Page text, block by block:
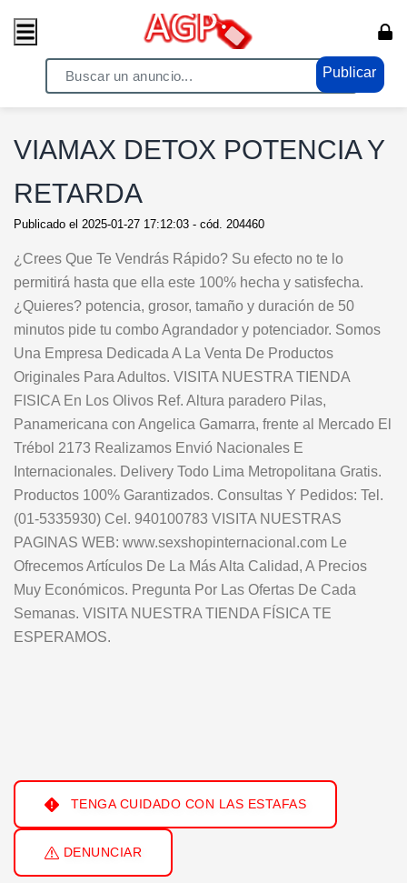
Publicar
/ Moda - Belleza / Cosmética y Belleza
VIAMAX DETOX POTENCIA Y
RETARDA
Publicado el 2025-01-27 17:12:03 - cód. 204460
¿Crees Que Te Vendrás Rápido? Su efecto no te lo
permitirá hasta que ella este 100% hecha y satisfecha.
¿Quieres? potencia, grosor, tamaño y duración de 50
minutos pide tu combo Agrandador y potenciador. Somos
Una Empresa Dedicada A La Venta De Productos
Originales Para Adultos. VISITA NUESTRA TIENDA
FISICA En Los Olivos Ref. Altura paradero Pilas,
Panamericana con Angelica Gamarra, frente al Mercado El
Trébol 2173 Realizamos Envió Nacionales E
Internacionales. Delivery Todo Lima Metropolitana Gratis.
Productos 100% Garantizados. Consultas Y Pedidos: Tel.
(01-5335930) Cel. 940100783 VISITA NUESTRAS
PAGINAS WEB: www.sexshopinternacional.com Le
Ofrecemos Artículos De La Más Alta Calidad, A Precios
Muy Económicos. Pregunta Por Las Ofertas De Cada
Semanas. VISITA NUESTRA TIENDA FÍSICA TE
ESPERAMOS.
TENGA CUIDADO CON LAS ESTAFAS
DENUNCIAR